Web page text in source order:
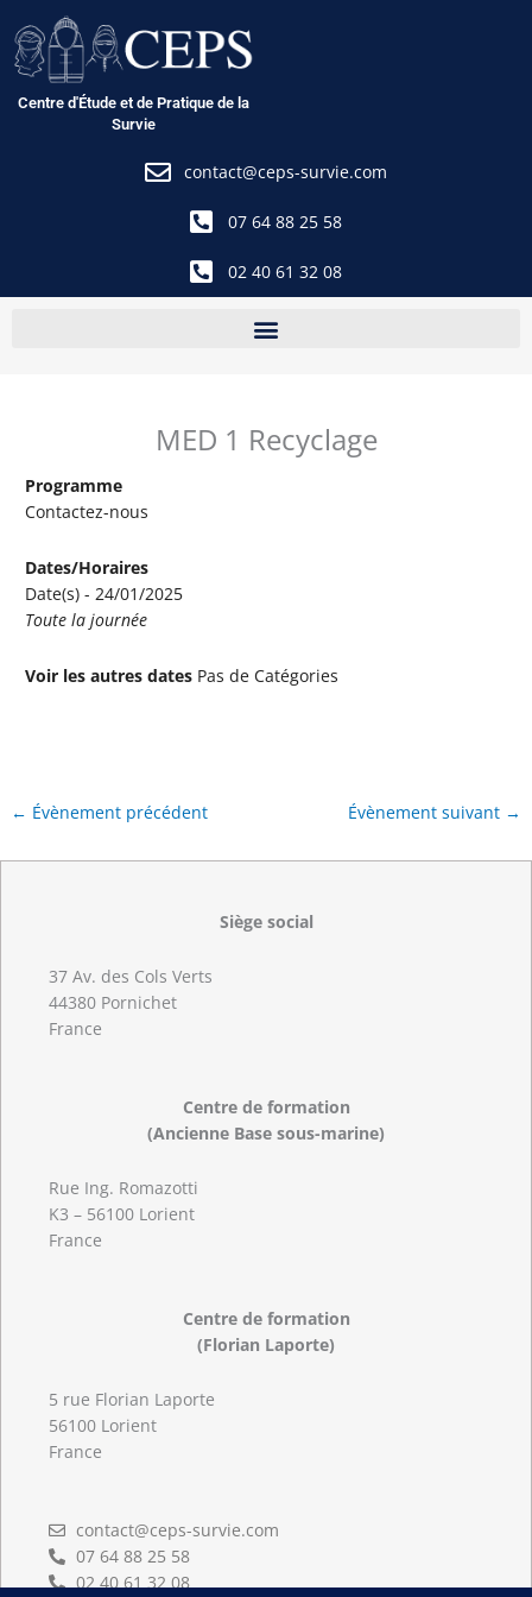
au
contenu
Centre d'Étude et de Pratique de la
Survie
contact@ceps-survie.com
07 64 88 25 58
02 40 61 32 08
MED 1 Recyclage
Programme
Contactez-nous
Dates/Horaires
Date(s) - 24/01/2025
Toute la journée
Voir les autres dates Pas de Catégories
← Évènement précédent Évènement suivant →
Siège social
37 Av. des Cols Verts
44380 Pornichet
France
Centre de formation
(Ancienne Base sous-marine)
Rue Ing. Romazotti
K3 – 56100 Lorient
France
Centre de formation
(Florian Laporte)
5 rue Florian Laporte
56100 Lorient
France
contact@ceps-survie.com
07 64 88 25 58
02 40 61 32 08